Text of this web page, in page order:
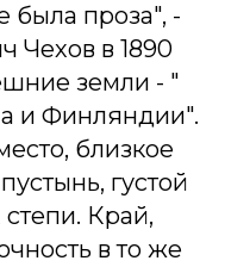
была проза", -
Чехов в 1890
земли - "
и Финляндии".
близкое
густой
Край,
в то же